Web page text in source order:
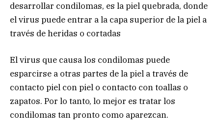
desarrollar condilomas, es la piel quebrada, donde
el virus puede entrar a la capa superior de la piel a
través de heridas o cortadas
El virus que causa los condilomas puede
esparcirse a otras partes de la piel a través de
contacto piel con piel o contacto con toallas o
zapatos. Por lo tanto, lo mejor es tratar los
condilomas tan pronto como aparezcan.